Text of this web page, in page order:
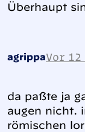
Überhaupt
agrippaVor 12
da paßte ja
augen nicht.
römischen